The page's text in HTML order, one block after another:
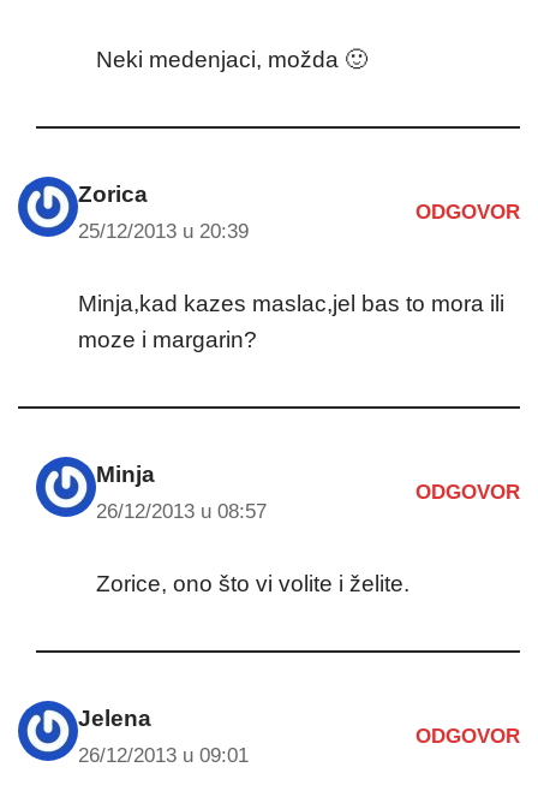
Neki medenjaci, možda 🙂
Zorica
25/12/2013 u 20:39
ODGOVOR
Minja,kad kazes maslac,jel bas to mora ili
moze i margarin?
Minja
26/12/2013 u 08:57
ODGOVOR
Zorice, ono što vi volite i želite.
Jelena
26/12/2013 u 09:01
ODGOVOR